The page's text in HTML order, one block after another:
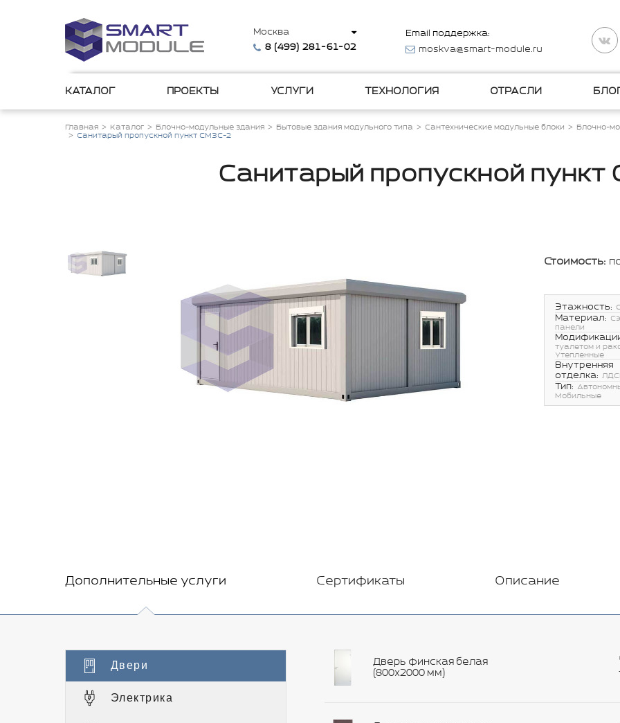
Москва
8 (499) 281-61-02
Email поддержка:
moskva@smart-module.ru
КАТАЛОГ ПРОЕКТЫ УСЛУГИ ТЕХНОЛОГИЯ ОТРАСЛИ
Главная Каталог Блочно-модульные здания Бытовые здания модульного типа Сантехнические модульные блоки
Блочно-
Санитарый пропускной пункт СМЗС-2
Санитарый пропускной
Стоимость:
Этажность:
Материал:
панели
туалетом и
Утепленные
Внутренняя
отделка:
Тип:
Мобильные
Дополнительные услуги Сертификаты Описание
Двери
Электрика
Дверь финская белая
(800х2000 мм)